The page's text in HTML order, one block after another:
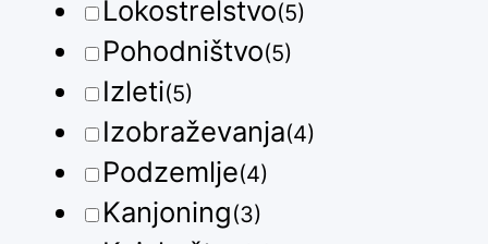
Lokostrelstvo(5)
Pohodništvo(5)
Izleti(5)
Izobraževanja(4)
Podzemlje(4)
Kanjoning(3)